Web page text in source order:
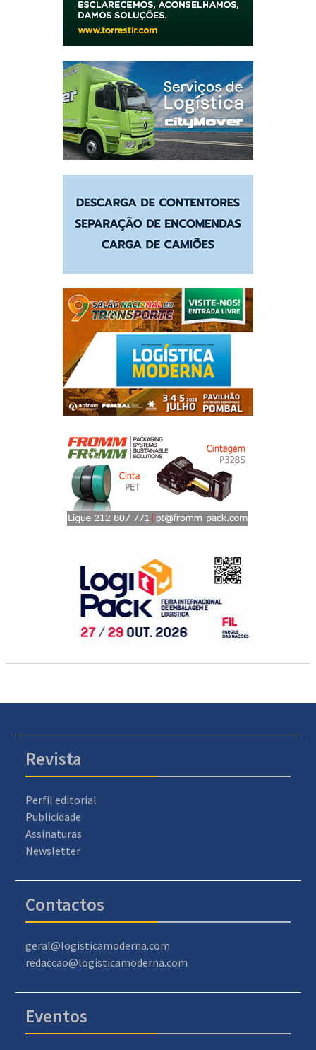
Revista
Perfil editorial
Publicidade
Assinaturas
Newsletter
Contactos
geral@logisticamoderna.com
redaccao@logisticamoderna.com
Eventos